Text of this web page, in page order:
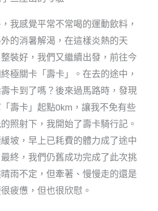
我感覺平常不常喝的運動飲料，
的消暑解渴，在這樣炎熱的天
裝好，我們又繼續出發，前往今
極關卡「壽卡」。在去的途中，
卡到了嗎？後來過馬路時，發現
壽卡」起點0km，讓我不免有些
照射下，我開始了壽卡騎行記。
緩坡，早上已耗費的體力成了途中
終，我們仍舊成功完成了此次挑
雨不定，但牽著、慢慢走的還是
疲憊，但也很欣慰。